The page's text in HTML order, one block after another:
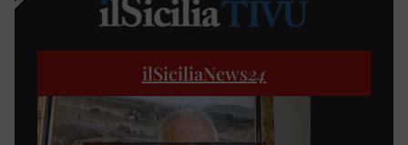
ilSiciliaNews24